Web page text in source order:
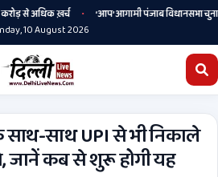
से अधिक ख़र्च •
‘आप’ आगामी पंजाब विधानसभा चुनाव
10 August 2026
साथ-साथ UPI से भी निकाले
कब से शुरू होगी यह